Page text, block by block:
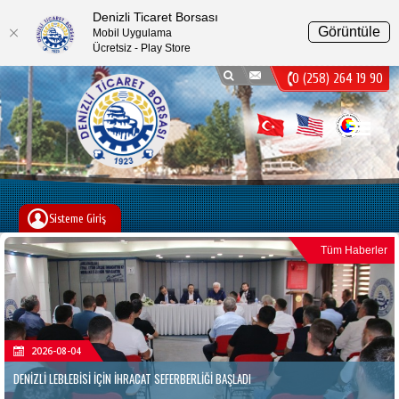
0 (258) 264 19 90
Sisteme Giriş
Tüm Haberler
2026-08-04
DENİZLİ LEBLEBİSİ İÇİN İHRACAT SEFERBERLİĞİ BAŞLADI
Menu
Denizli Ticaret Borsası
Mobil Uygulama
Ücretsiz - Play Store
Görüntüle